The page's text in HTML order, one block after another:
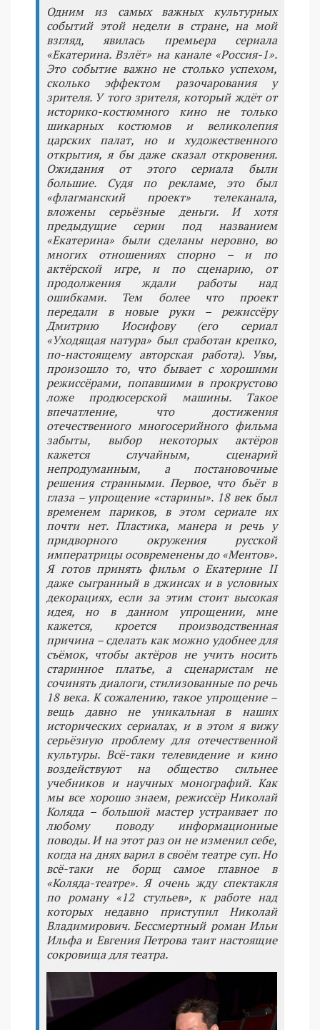
Одним из самых важных культурных
событий этой недели в стране, на мой
взгляд, явилась премьера сериала
«Екатерина. Взлёт» на канале «Россия-1».
Это событие важно не столько успехом,
сколько эффектом разочарования у
зрителя. У того зрителя, который ждёт от
историко-костюмного кино не только
шикарных костюмов и великолепия
царских палат, но и художественного
открытия, я бы даже сказал откровения.
Ожидания от этого сериала были
большие. Судя по рекламе, это был
«флагманский проект» телеканала,
вложены серьёзные деньги. И хотя
предыдущие серии под названием
«Екатерина» были сделаны неровно, во
многих отношениях спорно – и по
актёрской игре, и по сценарию, от
продолжения ждали работы над
ошибками. Тем более что проект
передали в новые руки – режиссёру
Дмитрию Иосифову (его сериал
«Уходящая натура» был сработан крепко,
по-настоящему авторская работа). Увы,
произошло то, что бывает с хорошими
режиссёрами, попавшими в прокрустово
ложе продюсерской машины. Такое
впечатление, что достижения
отечественного многосерийного фильма
забыты, выбор некоторых актёров
кажется случайным, сценарий
непродуманным, а постановочные
решения странными. Первое, что бьёт в
глаза – упрощение «старины». 18 век был
временем париков, в этом сериале их
почти нет. Пластика, манера и речь у
придворного окружения русской
императрицы осовременены до «Ментов».
Я готов принять фильм о Екатерине II
даже сыгранный в джинсах и в условных
декорациях, если за этим стоит высокая
идея, но в данном упрощении, мне
кажется, кроется производственная
причина – сделать как можно удобнее для
съёмок, чтобы актёров не учить носить
старинное платье, а сценаристам не
сочинять диалоги, стилизованные по речь
18 века. К сожалению, такое упрощение –
вещь давно не уникальная в наших
исторических сериалах, и в этом я вижу
серьёзную проблему для отечественной
культуры. Всё-таки телевидение и кино
воздействуют на общество сильнее
учебников и научных монографий. Как
мы все хорошо знаем, режиссёр Николай
Коляда – большой мастер устраивает по
любому поводу информационные
поводы. И на этот раз он не изменил себе,
когда на днях варил в своём театре суп. Но
всё-таки не борщ самое главное в
«Коляда-театре». Я очень жду спектакля
по роману «12 стульев», к работе над
которых недавно приступил Николай
Владимирович. Бессмертный роман Ильи
Ильфа и Евгения Петрова таит настоящие
сокровища для театра.